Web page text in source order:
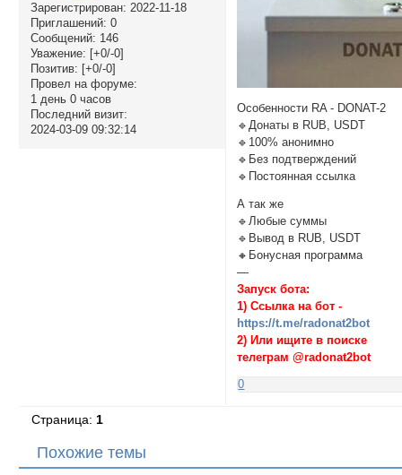
Зарегистрирован: 2022-11-18
Приглашений: 0
Сообщений: 146
Уважение: [+0/-0]
Позитив: [+0/-0]
Провел на форуме:
1 день 0 часов
Последний визит:
2024-03-09 09:32:14
Особенности RA - DONAT-2
🔹Донаты в RUB, USDT
🔹100% анонимно
🔹Без подтверждений
🔹Постоянная ссылка
А так же
🔹Любые суммы
🔹Вывод в RUB, USDT
🔸Бонусная программа
—
Запуск бота:
1) Ссылка на бот -
https://t.me/radonat2bot
2) Или ищите в поиске
телеграм @radonat2bot
0
Страница: 1
Похожие темы